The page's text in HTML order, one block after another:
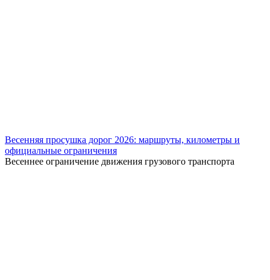
Весенняя просушка дорог 2026: маршруты, километры и
официальные ограничения
Весеннее ограничение движения грузового транспорта